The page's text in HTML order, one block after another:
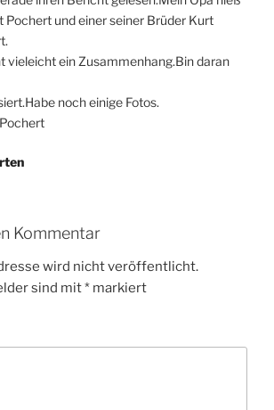
Pochert und einer seiner Brüder Kurt
vieleicht ein Zusammenhang.Bin daran
noch einige Fotos.
Kommentar
wird nicht veröffentlicht.
sind mit* markiert